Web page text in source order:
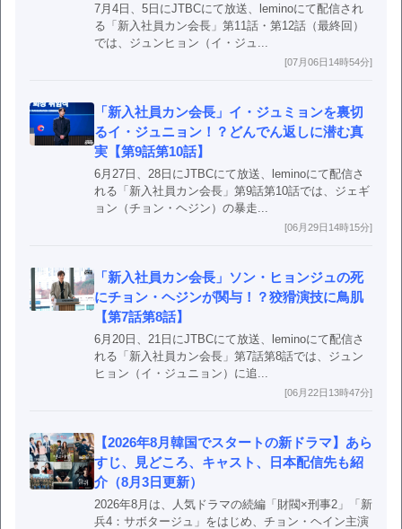
7月4日、5日にJTBCにて放送、leminoにて配信され
る「新入社員カン会長」第11話・第12話（最終回）
では、ジュンヒョン（イ・ジュ...
[07月06日14時54分]
「新入社員カン会長」イ・ジュミョンを裏切
るイ・ジュニョン！？どんでん返しに潜む真
実【第9話第10話】
6月27日、28日にJTBCにて放送、leminoにて配信さ
れる「新入社員カン会長」第9話第10話では、ジェギ
ョン（チョン・ヘジン）の暴走...
[06月29日14時15分]
「新入社員カン会長」ソン・ヒョンジュの死
にチョン・ヘジンが関与！？狡猾演技に鳥肌
【第7話第8話】
6月20日、21日にJTBCにて放送、leminoにて配信さ
れる「新入社員カン会長」第7話第8話では、ジュン
ヒョン（イ・ジュニョン）に追...
[06月22日13時47分]
【2026年8月韓国でスタートの新ドラマ】あら
すじ、見どころ、キャスト、日本配信先も紹
介（8月3日更新）
2026年8月は、人気ドラマの続編「財閥×刑事2」「新
兵4：サボタージュ」をはじめ、チョン・ヘイン主演